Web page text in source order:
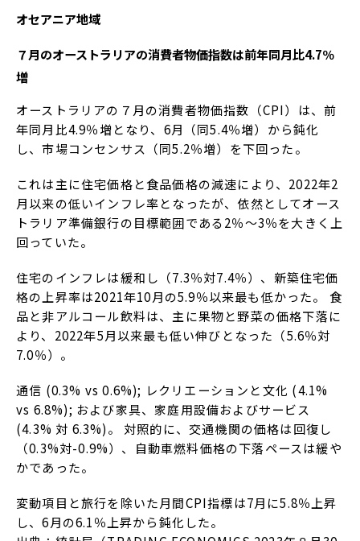
オセアニア地域
７月のオーストラリアの消費者物価指数は前年同月比4.7％
増
オーストラリアの７月の消費者物価指数（CPI）は、前
年同月比4.9％増となり、6月（同5.4％増）から鈍化
し、市場コンセンサス（同5.2％増）を下回った。
これは主に住宅価格と食品価格の減速により、2022年2
月以来の低いインフレ率となったが、依然としてオース
トラリア準備銀行の目標範囲である2％～3％を大きく上
回っていた。
住宅のインフレは緩和し（7.3％対7.4％）、新築住宅価
格の上昇率は2021年10月の5.9％以来最も低かった。 食
品と非アルコール飲料は、主に果物と野菜の価格下落に
より、2022年5月以来最も低い伸びとなった（5.6％対
7.0％）。
通信 (0.3% vs 0.6%); レクリエーションと文化 (4.1%
vs 6.8%); および家具、家庭用設備およびサービス
(4.3% 対 6.3%)。 対照的に、交通機関の価格は回復し
（0.3%対-0.9%）、自動車燃料価格の下落ペースは緩や
かであった。
変動項目と旅行を除いた月間CPI指標は7月に5.8％上昇
し、6月の6.1％上昇から鈍化した。